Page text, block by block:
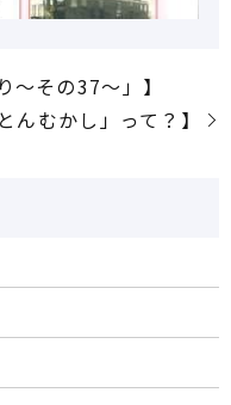
～その37～」】
んむかし」って？】